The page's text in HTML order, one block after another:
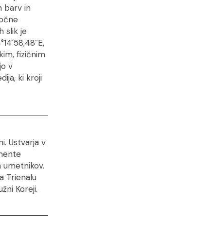
barv in
slik je
fizičnim
v
ki kroji
Ustvarja v
Trienalu
Koreji.